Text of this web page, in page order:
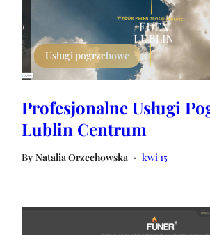
Usługi pogrzebowe
Profesjonalne Usługi
Lublin Centrum
By Natalia Orzechowska • kwi 15